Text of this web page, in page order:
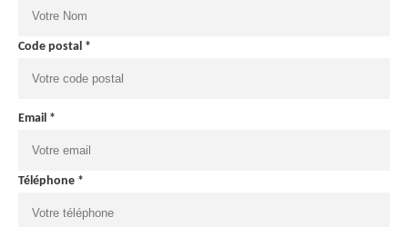
Code postal *
Email *
Téléphone *